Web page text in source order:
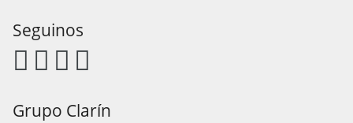
Seguinos
Grupo Clarín